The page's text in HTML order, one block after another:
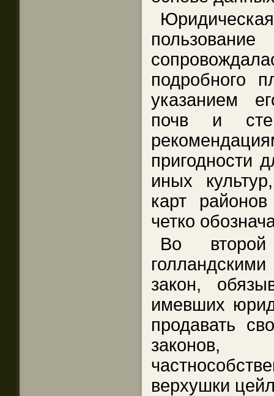
подробного
указанием
почв и
пригодности
иных
карт
четко
Во
закон,
имевших
продавать
верхушки